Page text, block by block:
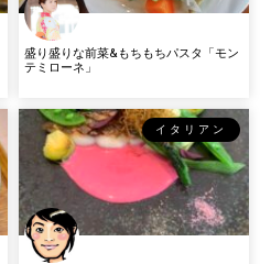
盛り盛りな前菜&もちもちパスタ「モン
テミローネ」
イタリアン